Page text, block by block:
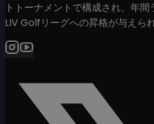
トトーナメントで構成され、年
LIV Golfリーグへの昇格が与えられ